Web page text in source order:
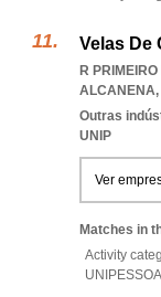
Velas De
R
ALCANENA,
Outras
UNIP
Ver
Matches in
Activity